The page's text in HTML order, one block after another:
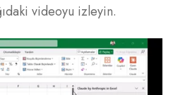
videoyu izleyin.